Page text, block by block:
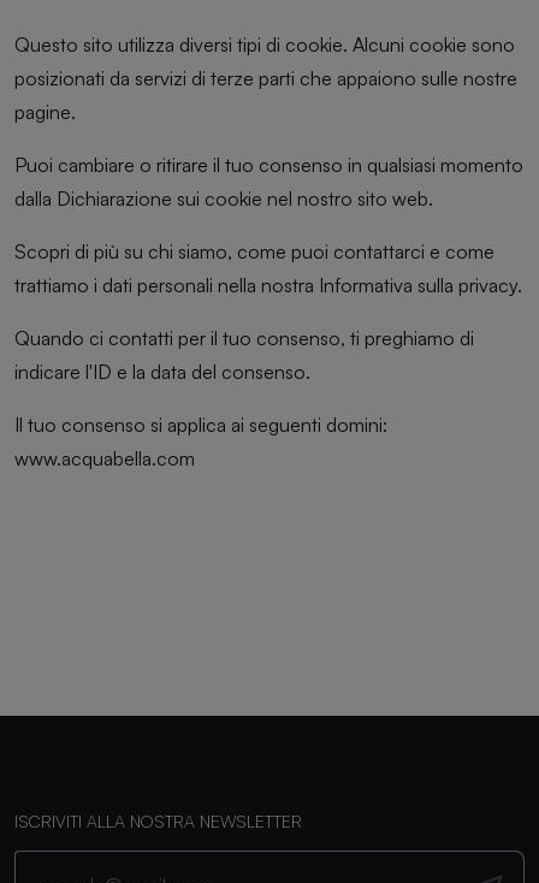
Questo sito utilizza diversi tipi di cookie. Alcuni cookie sono
posizionati da servizi di terze parti che appaiono sulle nostre
pagine.
Puoi cambiare o ritirare il tuo consenso in qualsiasi momento
dalla Dichiarazione sui cookie nel nostro sito web.
Scopri di più su chi siamo, come puoi contattarci e come
trattiamo i dati personali nella nostra Informativa sulla privacy.
Quando ci contatti per il tuo consenso, ti preghiamo di
indicare l'ID e la data del consenso.
Il tuo consenso si applica ai seguenti domini:
www.acquabella.com
ISCRIVITI ALLA NOSTRA NEWSLETTER